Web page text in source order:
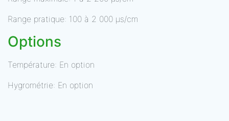
Range pratique: 100 à 2 000 μs/cm
Options
Température: En option
Hygrométrie: En option